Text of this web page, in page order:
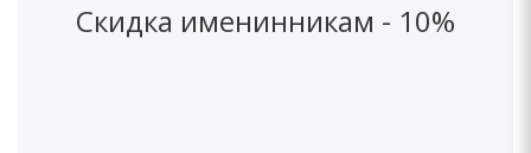
Скидка именинникам - 10%